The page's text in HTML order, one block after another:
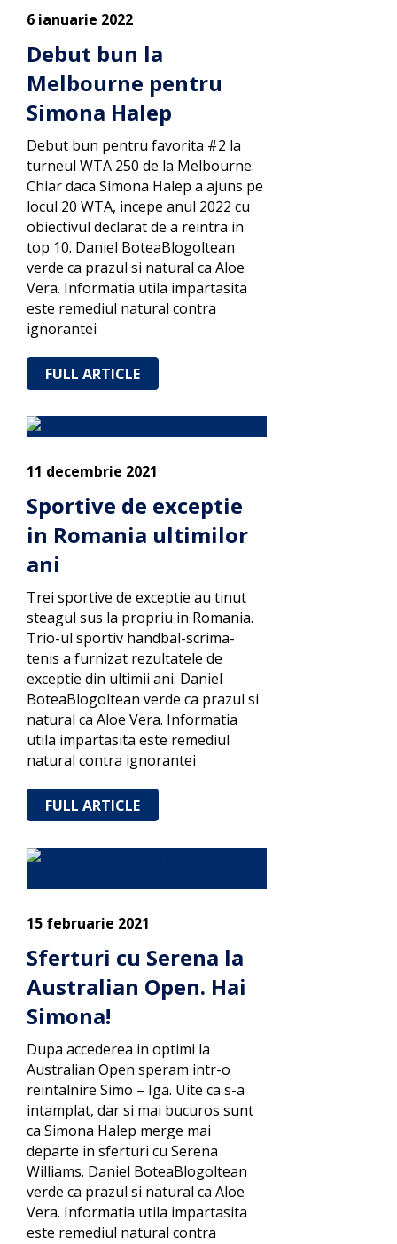
6 ianuarie 2022
Debut bun la
Melbourne pentru
Simona Halep
Debut bun pentru favorita #2 la
turneul WTA 250 de la Melbourne.
Chiar daca Simona Halep a ajuns pe
locul 20 WTA, incepe anul 2022 cu
obiectivul declarat de a reintra in
top 10. Daniel BoteaBlogoltean
verde ca prazul si natural ca Aloe
Vera. Informatia utila impartasita
este remediul natural contra
ignorantei
FULL ARTICLE
11 decembrie 2021
Sportive de exceptie
in Romania ultimilor
ani
Trei sportive de exceptie au tinut
steagul sus la propriu in Romania.
Trio-ul sportiv handbal-scrima-
tenis a furnizat rezultatele de
exceptie din ultimii ani. Daniel
BoteaBlogoltean verde ca prazul si
natural ca Aloe Vera. Informatia
utila impartasita este remediul
natural contra ignorantei
FULL ARTICLE
15 februarie 2021
Sferturi cu Serena la
Australian Open. Hai
Simona!
Dupa accederea in optimi la
Australian Open speram intr-o
reintalnire Simo – Iga. Uite ca s-a
intamplat, dar si mai bucuros sunt
ca Simona Halep merge mai
departe in sferturi cu Serena
Williams. Daniel BoteaBlogoltean
verde ca prazul si natural ca Aloe
Vera. Informatia utila impartasita
este remediul natural contra